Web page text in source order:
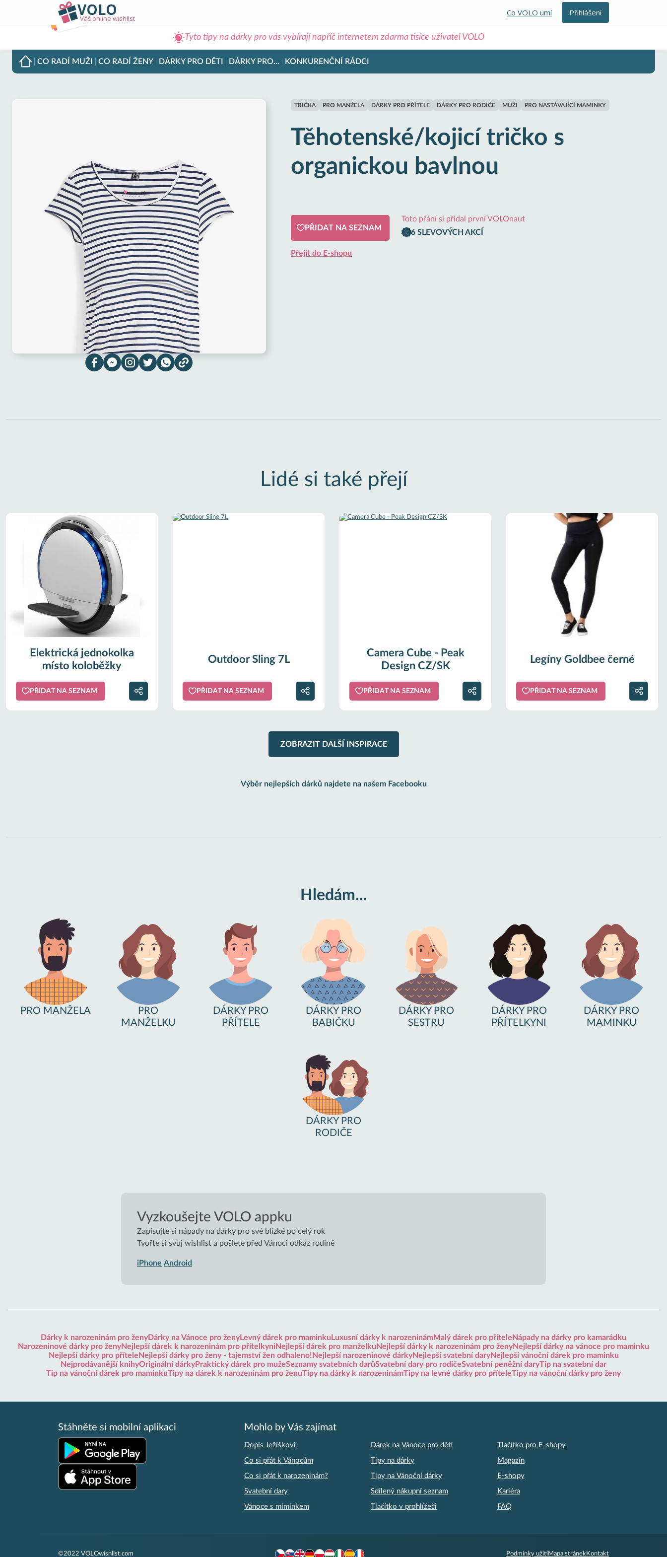
VOLO
Váš online wishlist
Co VOLO umí Přihlášení
Tyto tipy na dárky pro vás vybírají napříč internetem zdarma tisíce uživatel VOLO
CO RADÍ MUŽI CO RADÍ ŽENY DÁRKY PRO DĚTI DÁRKY PRO... KONKURENČNÍ RÁDCI
TRIČKA PRO MANŽELA DÁRKY PRO PŘÍTELE DÁRKY PRO RODIČE MUŽI PRO NASTÁVAJÍCÍ MAMINKY
Těhotenské/kojicí tričko s
organickou bavlnou
PŘIDAT NA SEZNAM
Toto přání si přidal první VOLOnaut
6 SLEVOVÝCH AKCÍ
Přejít do E-shopu
Lidé si také přejí
Elektrická jednokolka
místo koloběžky
PŘIDAT NA SEZNAM
Outdoor Sling 7L
PŘIDAT NA SEZNAM
Camera Cube - Peak
Design CZ/SK
PŘIDAT NA SEZNAM
Legíny Goldbee černé
PŘIDAT NA SEZNAM
ZOBRAZIT DALŠÍ INSPIRACE
Výběr nejlepších dárků najdete na našem Facebooku
Hledám...
PRO MANŽELA
PRO
MANŽELKU
DÁRKY PRO
PŘÍTELE
DÁRKY PRO
BABIČKU
DÁRKY PRO
SESTRU
DÁRKY PRO
PŘÍTELKYNI
DÁRKY PRO
MAMINKU
DÁRKY PRO
RODIČE
Vyzkoušejte VOLO appku
Zapisujte si nápady na dárky pro své blízké po celý rok
Tvořte si svůj wishlist a pošlete před Vánoci odkaz rodině
iPhone Android
Dárky k narozeninám pro ženyDárky na Vánoce pro ženyLevný dárek pro maminku Luxusní dárky k narozeninámMalý dárek pro přítele Nápady na dárky pro kamarádku
Narozeninové dárky pro ženyNejlepší dárek k narozeninám pro přítelkyniNejlepší dárek pro manželku Nejlepší dárky k narozeninám pro ženyNejlepší dárky na vánoce pro maminku
Nejlepší dárky pro přítele Nejlepší dárky pro ženy - tajemství žen odhaleno! Nejlepší narozeninové dárkyNejlepší svatební daryNejlepší vánoční dárek pro maminku
Nejprodávanější knihyOriginální dárkyPraktický dárek pro mužeSeznamy svatebních darůSvatební dary pro rodičeSvatební peněžní daryTip na svatební dar
Tip na vánoční dárek pro maminkuTipy na dárek k narozeninám pro ženuTipy na dárky k narozeninámTipy na levné dárky pro příteleTipy na vánoční dárky pro ženy
Stáhněte si mobilní aplikaci Mohlo by Vás zajímat
Dopis Ježíškovi
Co si přát k Vánocům
Co si přát k narozeninám?
Svatební dary
Vánoce s miminkem
Dárek na Vánoce pro děti
Tipy na dárky
Tipy na Vánoční dárky
Sdílený nákupní seznam
Tlačítko v prohlížeči
Tlačítko pro E-shopy
Magazín
E-shopy
Kariéra
FAQ
©2022 VOLOwishlist.com Podmínky užitíMapa stránekKontakt